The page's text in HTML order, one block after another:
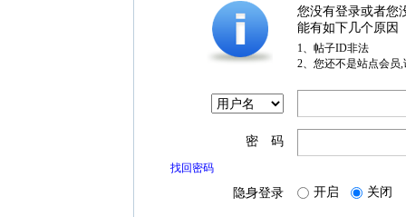
您没有登录或者您
能有如下几个原因
1、帖子ID非法
2、您还不是站点会员
密 码
找回密码
隐身登录 开启 关闭